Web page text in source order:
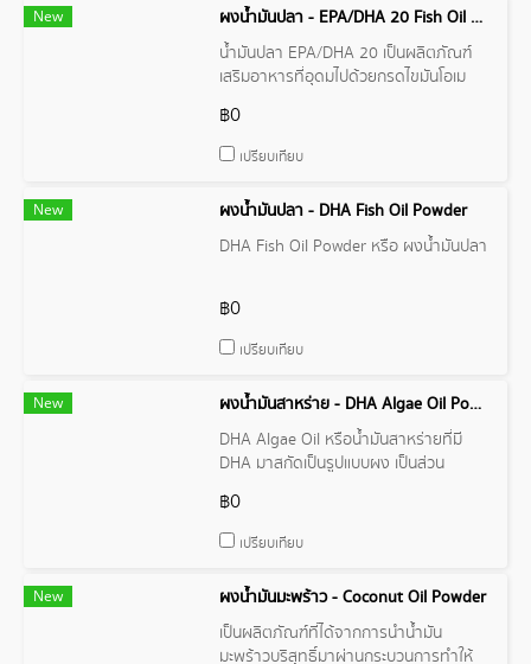
New
ผงน้ำมันปลา - EPA/DHA 20 Fish Oil Powder
น้ำมันปลา EPA/DHA 20 เป็นผลิตภัณฑ์
เสริมอาหารที่อุดมไปด้วยกรดไขมันโอเม
฿0
เปรียบเทียบ
New
ผงน้ำมันปลา - DHA Fish Oil Powder
DHA Fish Oil Powder หรือ ผงน้ำมันปลา
฿0
เปรียบเทียบ
New
ผงน้ำมันสาหร่าย - DHA Algae Oil Powder
DHA Algae Oil หรือน้ำมันสาหร่ายที่มี
DHA มาสกัดเป็นรูปแบบผง เป็นส่วน
หลายด้าน โดยเฉพาะอย่างยิ่งต่อสมองและ
ดวงตา ซึ่งเป็นส่วนประกอบสำคัญของ
฿0
เปรียบเทียบ
New
ผงน้ำมันมะพร้าว - Coconut Oil Powder
เป็นผลิตภัณฑ์ที่ได้จากการนำน้ำมัน
มะพร้าวบริสุทธิ์มาผ่านกระบวนการทำให้